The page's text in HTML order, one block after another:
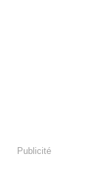
Publicité